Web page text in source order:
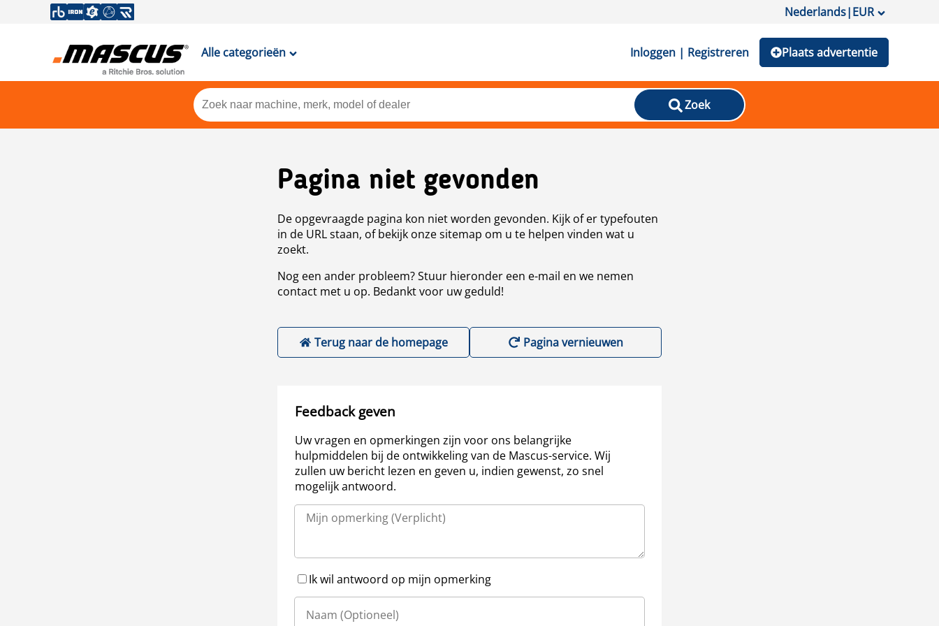
Nederlands|EUR
Alle categorieën Inloggen | Registreren Plaats advertentie
Zoek
Pagina niet gevonden
De opgevraagde pagina kon niet worden gevonden. Kijk of er typefouten
in de URL staan, of bekijk onze sitemap om u te helpen vinden wat u
zoekt.
Nog een ander probleem? Stuur hieronder een e-mail en we nemen
contact met u op. Bedankt voor uw geduld!
Terug naar de homepage Pagina vernieuwen
Feedback geven
Uw vragen en opmerkingen zijn voor ons belangrijke
hulpmiddelen bij de ontwikkeling van de Mascus-service. Wij
zullen uw bericht lezen en geven u, indien gewenst, zo snel
mogelijk antwoord.
Ik wil antwoord op mijn opmerking